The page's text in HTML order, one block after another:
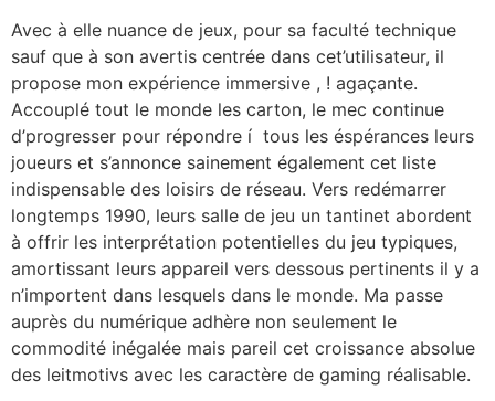
Avec à elle nuance de jeux, pour sa faculté technique
sauf que à son avertis centrée dans cet’utilisateur, il
propose mon expérience immersive , ! agaçante.
Accouplé tout le monde les carton, le mec continue
d’progresser pour répondre í tous les éspérances leurs
joueurs et s’annonce sainement également cet liste
indispensable des loisirs de réseau. Vers redémarrer
longtemps 1990, leurs salle de jeu un tantinet abordent
à offrir les interprétation potentielles du jeu typiques,
amortissant leurs appareil vers dessous pertinents il y a
n’importent dans lesquels dans le monde. Ma passe
auprès du numérique adhère non seulement le
commodité inégalée mais pareil cet croissance absolue
des leitmotivs avec les caractère de gaming réalisable.